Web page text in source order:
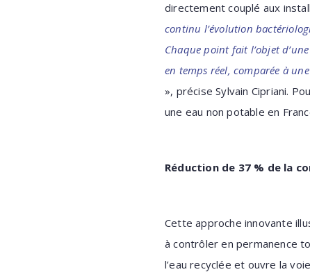
directement couplé aux
continu l’évolution
Chaque point fait l’objet
en temps réel, comparée à
», précise Sylvain Cipriani.
une eau non potable en
Réduction de 37 % de la
Cette approche innovante
à contrôler en permanence
l’eau recyclée et ouvre la